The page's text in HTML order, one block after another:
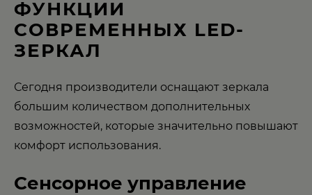
ФУНКЦИИ
СОВРЕМЕННЫХ LED-
ЗЕРКАЛ
Сегодня производители оснащают зеркала
большим количеством дополнительных
возможностей, которые значительно повышают
комфорт использования.
Сенсорное управление